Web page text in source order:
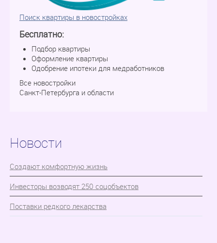
Поиск квартиры в новостройках
Бесплатно:
Подбор квартиры
Оформление квартиры
Одобрение ипотеки для медработников
Все новостройки
Санкт-Петербурга и области
Новости
Cоздают комфортную жизнь
Инвесторы возводят 250 соцобъектов
Поставки редкого лекарства